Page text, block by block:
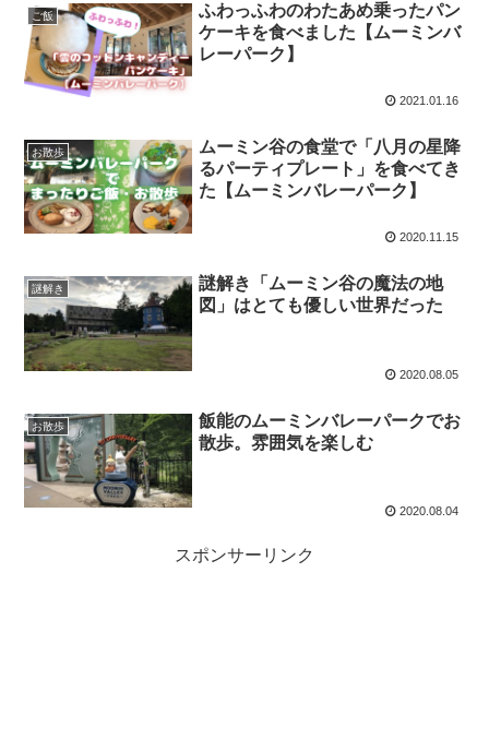
ご飯
ふわっふわのわたあめ乗ったパン
ケーキを食べました【ムーミンバ
レーパーク】
2021.01.16
お散歩
ムーミン谷の食堂で「八月の星降
るパーティプレート」を食べてき
た【ムーミンバレーパーク】
2020.11.15
謎解き
謎解き「ムーミン谷の魔法の地
図」はとても優しい世界だった
2020.08.05
お散歩
飯能のムーミンバレーパークでお
散歩。雰囲気を楽しむ
2020.08.04
スポンサーリンク